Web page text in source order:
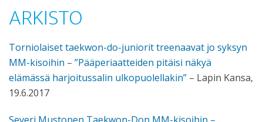
ARKISTO
Torniolaiset taekwon-do-juniorit treenaavat jo syksyn
MM-kisoihin – ”Pääperiaatteiden pitäisi näkyä
elämässä harjoitussalin ulkopuolellakin” – Lapin Kansa,
19.6.2017